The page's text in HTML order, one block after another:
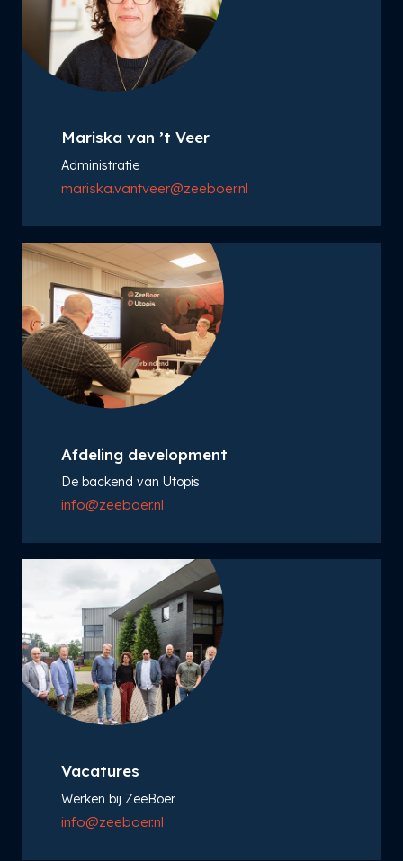
Mariska van ’t Veer
Administratie
mariska.vantveer@zeeboer.nl
Afdeling development
De backend van Utopis
info@zeeboer.nl
Vacatures
Werken bij ZeeBoer
info@zeeboer.nl